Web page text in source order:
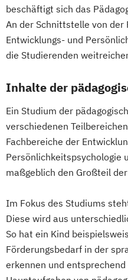
beschäftigt sich das
An der Schnittstelle von der
Entwicklungs- und
die Studierenden
Inhalte der
Ein Studium der
verschiedenen
Fachbereiche der
Persönlichkeitspsychologie
maßgeblich den Großteil
Im Fokus des Studiums
Diese wird aus
So hat ein Kind
Förderungsbedarf in der
erkennen und